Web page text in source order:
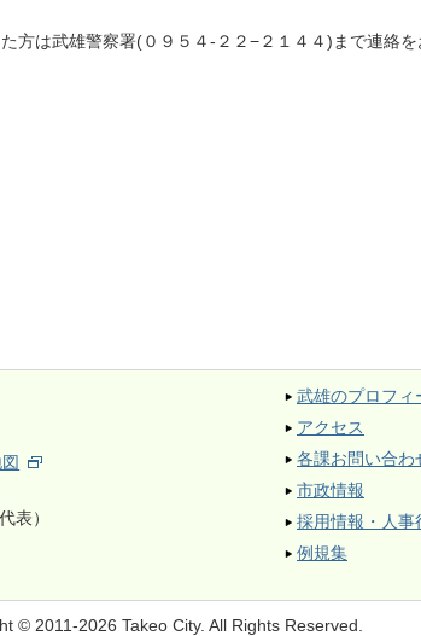
方は武雄警察署(０９５４‐２２−２１４４)まで連絡を
表）
武雄のプロフィ
アクセス
各課お問い合わ
市政情報
採用情報・人事
例規集
© 2011-2026 Takeo City. All Rights Reserved.